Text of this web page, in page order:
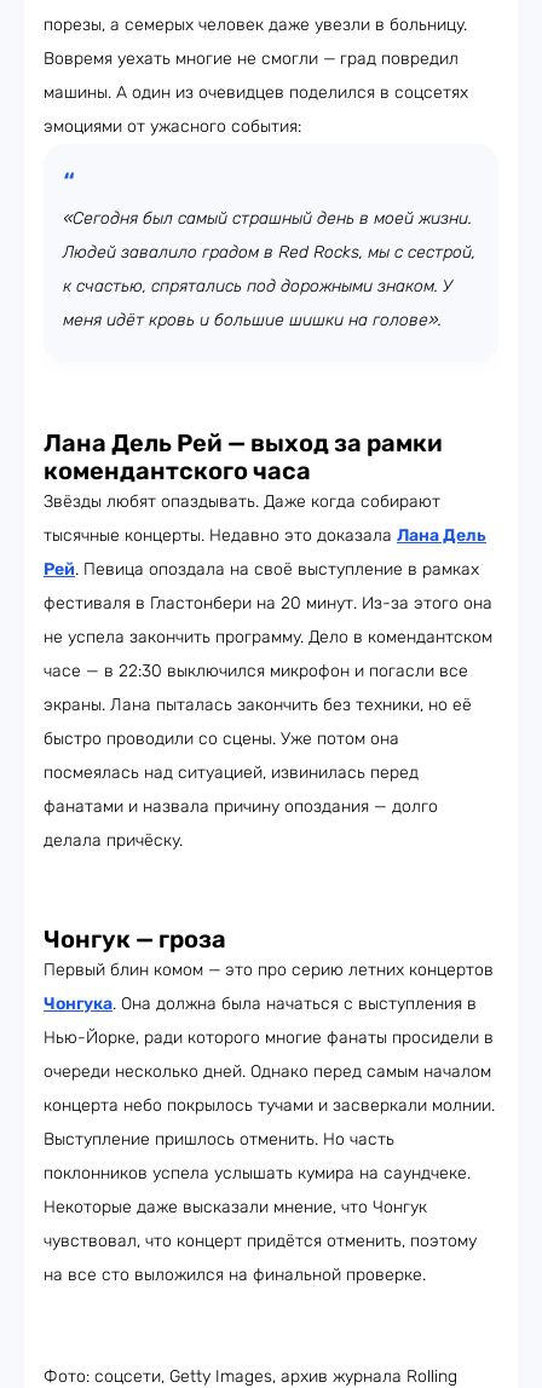
порезы, а семерых человек даже увезли в больницу.
Вовремя уехать многие не смогли — град повредил
машины. А один из очевидцев поделился в соцсетях
эмоциями от ужасного события:
«Сегодня был самый страшный день в моей жизни.
Людей завалило градом в Red Rocks, мы с сестрой,
к счастью, спрятались под дорожными знаком. У
меня идёт кровь и большие шишки на голове».
Лана Дель Рей — выход за рамки
комендантского часа
Звёзды любят опаздывать. Даже когда собирают
тысячные концерты. Недавно это доказала Лана Дель
Рей. Певица опоздала на своё выступление в рамках
фестиваля в Гластонбери на 20 минут. Из-за этого она
не успела закончить программу. Дело в комендантском
часе — в 22:30 выключился микрофон и погасли все
экраны. Лана пыталась закончить без техники, но её
быстро проводили со сцены. Уже потом она
посмеялась над ситуацией, извинилась перед
фанатами и назвала причину опоздания — долго
делала причёску.
Чонгук — гроза
Первый блин комом — это про серию летних концертов
Чонгука. Она должна была начаться с выступления в
Нью-Йорке, ради которого многие фанаты просидели в
очереди несколько дней. Однако перед самым началом
концерта небо покрылось тучами и засверкали молнии.
Выступление пришлось отменить. Но часть
поклонников успела услышать кумира на саундчеке.
Некоторые даже высказали мнение, что Чонгук
чувствовал, что концерт придётся отменить, поэтому
на все сто выложился на финальной проверке.
Фото: соцсети, Getty Images, архив журнала Rolling